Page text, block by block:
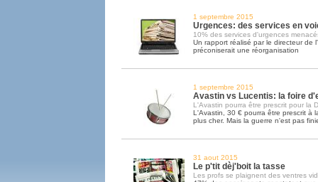
1 septembre 2015
Urgences: des services en
10% des services d'urgences
Un rapport réalisé par le directeur de
préconiserait une réorganisation
1 septembre 2015
Avastin vs Lucentis: la foire
L'Avastin pourra être prescrit pour la
L'Avastin, 30 € pourra être prescrit à
plus cher. Mais la guerre n'est pas
31 aout 2015
Le p'tit dèj'boit la tasse
Les profs se plaignent des ventres